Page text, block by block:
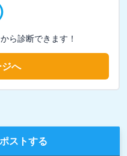
ら診断できます！
へ
ストする